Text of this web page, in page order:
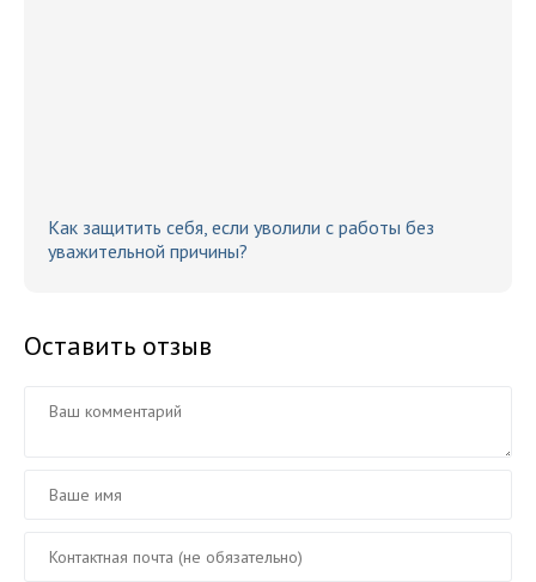
Как защитить себя, если уволили с работы без
уважительной причины?
Оставить отзыв